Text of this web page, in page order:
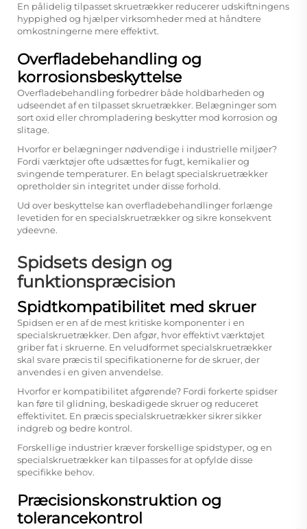
En pålidelig tilpasset skruetrækker reducerer udskiftningens
hyppighed og hjælper virksomheder med at håndtere
omkostningerne mere effektivt.
Overfladebehandling og
korrosionsbeskyttelse
Overfladebehandling forbedrer både holdbarheden og
udseendet af en tilpasset skruetrækker. Belægninger som
sort oxid eller chrompladering beskytter mod korrosion og
slitage.
Hvorfor er belægninger nødvendige i industrielle miljøer?
Fordi værktøjer ofte udsættes for fugt, kemikalier og
svingende temperaturer. En belagt specialskruetrækker
opretholder sin integritet under disse forhold.
Ud over beskyttelse kan overfladebehandlinger forlænge
levetiden for en specialskruetrækker og sikre konsekvent
ydeevne.
Spidsets design og
funktionspræcision
Spidtkompatibilitet med skruer
Spidsen er en af de mest kritiske komponenter i en
specialskruetrækker. Den afgør, hvor effektivt værktøjet
griber fat i skruerne. En veludformet specialskruetrækker
skal svare præcis til specifikationerne for de skruer, der
anvendes i en given anvendelse.
Hvorfor er kompatibilitet afgørende? Fordi forkerte spidser
kan føre til glidning, beskadigede skruer og reduceret
effektivitet. En præcis specialskruetrækker sikrer sikker
indgreb og bedre kontrol.
Forskellige industrier kræver forskellige spidstyper, og en
specialskruetrækker kan tilpasses for at opfylde disse
specifikke behov.
Præcisionskonstruktion og
tolerancekontrol